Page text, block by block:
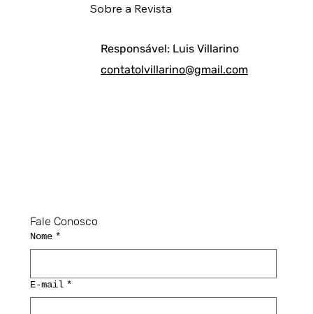
Fale Conosco
Nome *
E-mail *
Responsável: Luis Villarino
contatolvillarino@gmail.com
Sobre a Revista